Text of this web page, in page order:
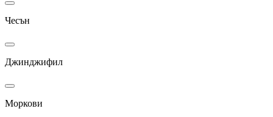
Чесън
Джинджифил
Моркови